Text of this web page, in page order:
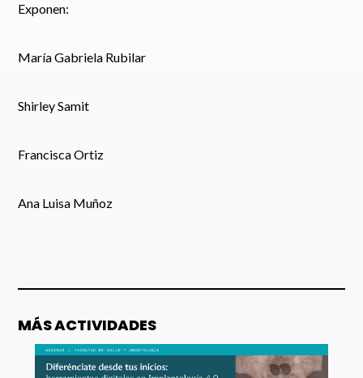
Exponen:
María Gabriela Rubilar
Shirley Samit
Francisca Ortiz
Ana Luisa Muñoz
MÁS ACTIVIDADES